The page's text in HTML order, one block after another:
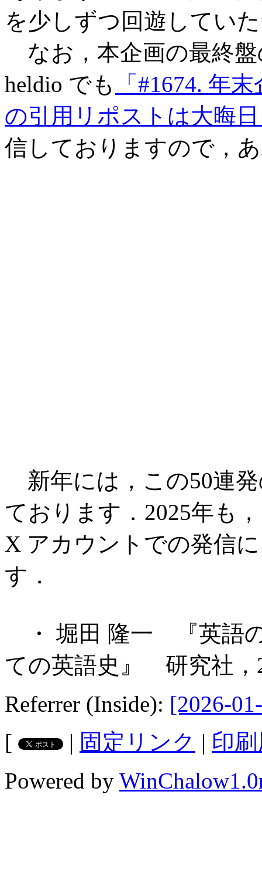
を少しずつ回遊してい
なお，本企画の最終
heldio でも
「#1674. 年
の引用リポストは大晦
信しておりますので，
新年には，この50連
ております．2025年も
X アカウントでの発信
す．
・ 堀田 隆一 『英語
ての英語史』 研究社，
Referrer (Inside): [2026-
[
| 固定リンク | 印
Powered by